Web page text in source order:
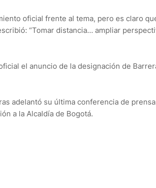
oficial frente al tema, pero es claro
“Tomar distancia… ampliar
el anuncio de la designación de
adelantó su última conferencia de
a la Alcaldía de Bogotá.